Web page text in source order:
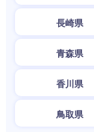
長崎県
青森県
香川県
鳥取県